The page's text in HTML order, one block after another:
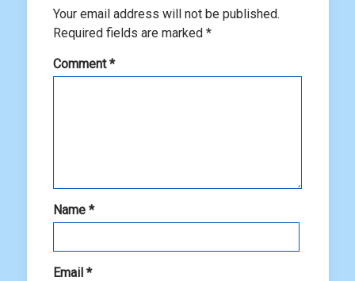
Your email address will not be published.
Required fields are marked *
Comment*
Name *
Email *